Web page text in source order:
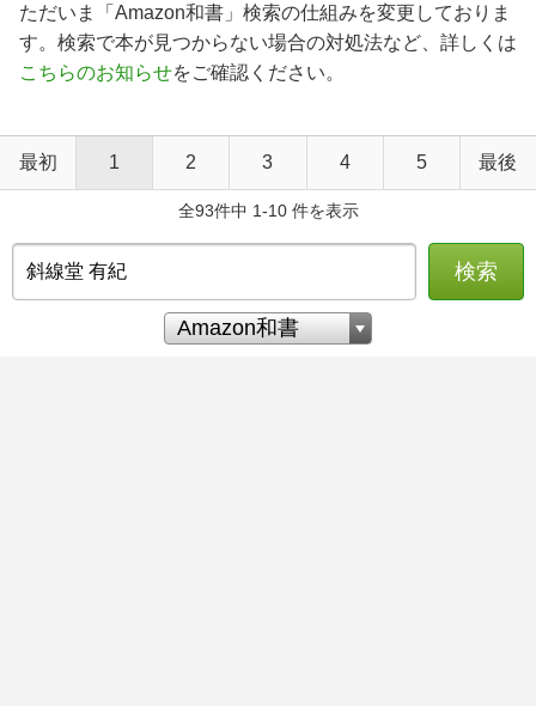
ただいま「Amazon和書」検索の仕組みを変更しておりま
す。検索で本が見つからない場合の対処法など、詳しくは
こちらのお知らせをご確認ください。
最初 1 2 3 4 5 最後
全93件中 1-10 件を表示
検索